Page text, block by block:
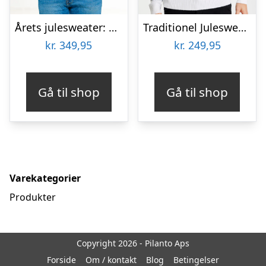
Årets julesweater: Bite Me – herre / mænd. Ugly Christmas Sweater lavet i Danmark
kr. 349,95
Gå til shop
Traditionel Julesweater Blå – herre / mænd
kr. 249,95
Gå til shop
Varekategorier
Produkter
Copyright 2026 - Pilanto Aps
Forside
Om / kontakt Blog Betingelser